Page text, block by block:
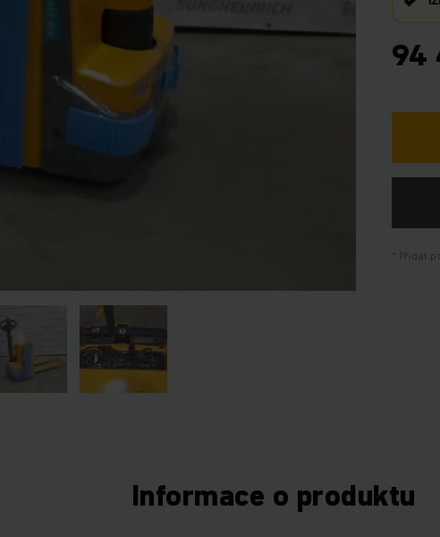
94
Přidat
Informace o produktu